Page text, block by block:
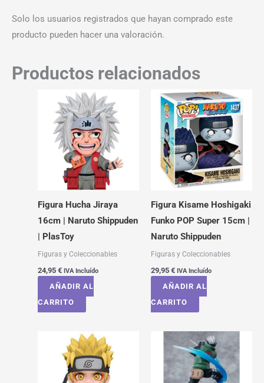
Solo los usuarios registrados que hayan comprado este
producto pueden hacer una valoración.
Productos relacionados
Figura Hucha Jiraya
16cm | Naruto Shippuden
| PlasToy
Figuras y Coleccionables
24,95 € IVA Incluído
AÑADIR AL
CARRITO
Figura Kisame Hoshigaki
Funko POP Super 15cm |
Naruto Shippuden
Figuras y Coleccionables
29,95 € IVA Incluído
AÑADIR AL
CARRITO